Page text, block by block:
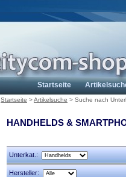
Startseite
Startseite >Artikelsuche > Suche nach
HANDHELDS &
Unterkat.:
Hersteller: